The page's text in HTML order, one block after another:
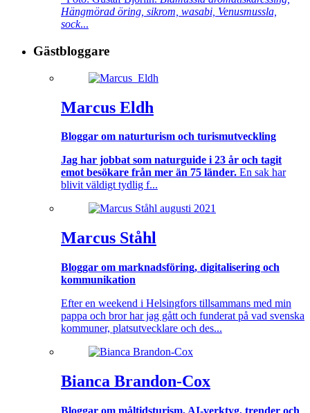
Hängmörad öring, sikrom, wasabi, Venusmussla,
sock...
Gästbloggare
Marcus Eldh
Bloggar om naturturism och turismutveckling
Jag har jobbat som naturguide i 23 år och tagit
emot besökare från mer än 75 länder. En sak har
blivit väldigt tydlig f...
Marcus Ståhl
Bloggar om marknadsföring, digitalisering och
kommunikation
Efter en weekend i Helsingfors tillsammans med min
pappa och bror har jag gått och funderat på vad svenska
kommuner, platsutvecklare och des...
Bianca Brandon-Cox
Bloggar om måltidsturism, AI-verktyg, trender och